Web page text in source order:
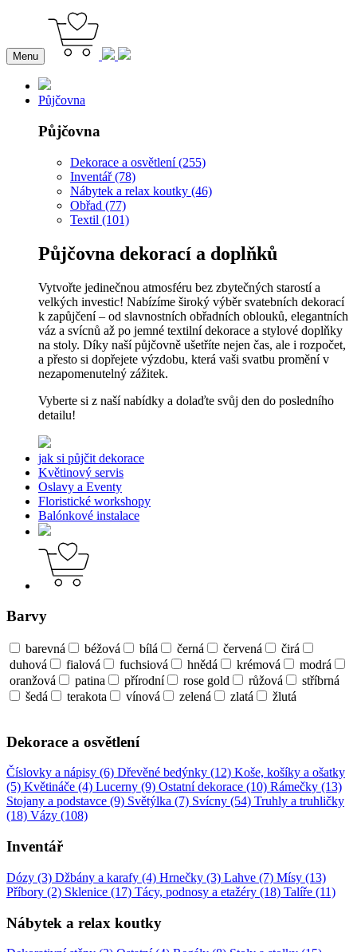
Menu
Půjčovna
Půjčovna
Dekorace a osvětlení (255)
Inventář (78)
Nábytek a relax koutky (46)
Obřad (77)
Textil (101)
Půjčovna dekorací a doplňků
Vytvořte jedinečnou atmosféru bez zbytečných starostí a
velkých investic! Nabízíme široký výběr svatebních dekorací
k zapůjčení – od slavnostních obřadních oblouků, elegantních
váz a svícnů až po jemné textilní dekorace a stylové doplňky
na stoly. Díky naší půjčovně ušetříte nejen čas, ale i rozpočet,
a přesto si dopřejete výzdobu, která vaši svatbu promění v
nezapomenutelný zážitek.
Vyberte si z naší nabídky a dolaďte svůj den do posledního
detailu!
jak si půjčit dekorace
Květinový servis
Oslavy a Eventy
Floristické workshopy
Balónkové instalace
Barvy
barevná béžová bílá černá červená
čirá
duhová
fialová fuchsiová hnědá krémová
modrá
oranžová
patina přírodní rose gold růžová
stříbrná
šedá
terakota vínová zelená zlatá žlutá
Dekorace a osvětlení
Číslovky a nápisy (6) Dřevěné bedýnky (12) Koše, košíky a ošatky
(5) Květináče (4) Lucerny (9) Ostatní dekorace (10) Rámečky (13)
Stojany a podstavce (9) Světýlka (7) Svícny (54) Truhly a truhličky
(18) Vázy (108)
Inventář
Dózy (3) Džbány a karafy (4) Hrnečky (3) Lahve (7) Mísy (13)
Příbory (2) Sklenice (17) Tácy, podnosy a etažéry (18) Talíře (11)
Nábytek a relax koutky